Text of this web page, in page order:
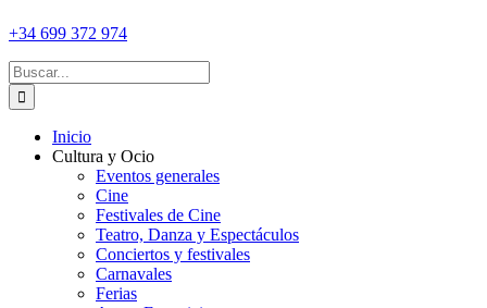
+34 699 372 974
Buscar:
Inicio
Cultura y Ocio
Eventos generales
Cine
Festivales de Cine
Teatro, Danza y Espectáculos
Conciertos y festivales
Carnavales
Ferias